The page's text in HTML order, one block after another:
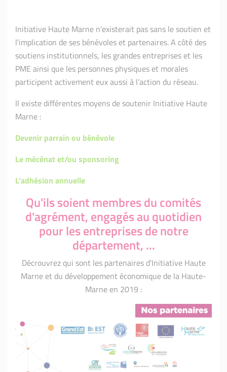
Initiative Haute Marne n'existerait pas sans le soutien et
l'implication de ses bénévoles et partenaires. A côté des
soutiens institutionnels, les grandes entreprises et les
PME ainsi que les personnes physiques et morales
participent activement eux aussi à l’action du réseau.
Il existe différentes moyens de soutenir Initiative Haute
Marne :
Devenir parrain ou bénévole
Le mécénat et/ou sponsoring
L'adhésion annuelle
Qu'ils soient membres du comités
d'agrément, engagés au quotidien
pour les entreprises de notre
département, ...
Décrouvrez qui sont les partenaires d'Initiative Haute
Marne et du développement économique de la Haute-
Marne en 2019 :